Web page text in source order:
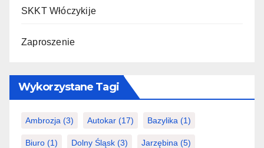
SKKT Włóczykije
Zaproszenie
Wykorzystane Tagi
Ambrozja (3) Autokar (17) Bazylika (1)
Biuro (1) Dolny Śląsk (3) Jarzębina (5)